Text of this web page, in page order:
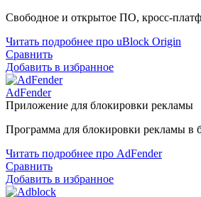
Свободное и открытое ПО, кросс-
Читать подробнее про uBlock Origin
Сравнить
Добавить в избранное
AdFender
Приложение для блокировки рекламы
Программа для блокировки рекламы в
Читать подробнее про AdFender
Сравнить
Добавить в избранное